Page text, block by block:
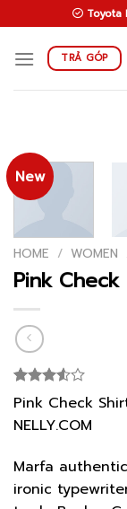
to
content
Toyota
TRẢ GÓP
New
HOME / WOMEN
Pink Check
Rated
3.50out
of 5
2
customer
ratings
Pink Check
NELLY.COM
Marfa
ironic